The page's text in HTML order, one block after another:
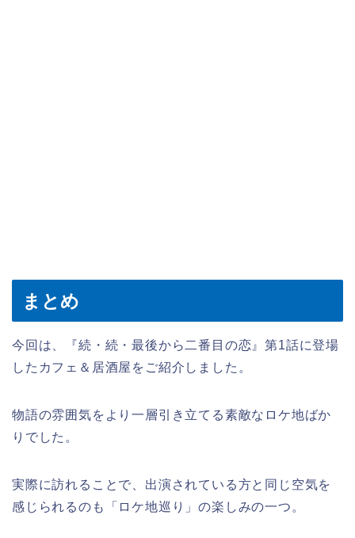
まとめ
今回は、『続・続・最後から二番目の恋』第1話に登場
したカフェ＆居酒屋をご紹介しました。
物語の雰囲気をより一層引き立てる素敵なロケ地ばか
りでした。
実際に訪れることで、出演されている方と同じ空気を
感じられるのも「ロケ地巡り」の楽しみの一つ。